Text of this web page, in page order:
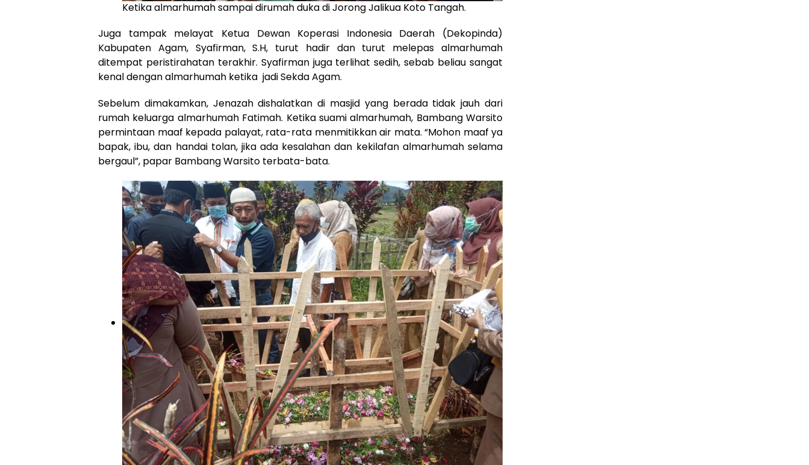
Ketika almarhumah sampai dirumah duka di Jorong Jalikua Koto Tangah.
Juga tampak melayat Ketua Dewan Koperasi Indonesia Daerah (Dekopinda)
Kabupaten Agam, Syafirman, S.H, turut hadir dan turut melepas almarhumah
ditempat peristirahatan terakhir. Syafirman juga terlihat sedih, sebab beliau sangat
kenal dengan almarhumah ketika jadi Sekda Agam.
Sebelum dimakamkan, Jenazah dishalatkan di masjid yang berada tidak jauh dari
rumah keluarga almarhumah Fatimah. Ketika suami almarhumah, Bambang Warsito
permintaan maaf kepada palayat, rata-rata menmitikkan air mata. “Mohon maaf ya
bapak, ibu, dan handai tolan, jika ada kesalahan dan kekilafan almarhumah selama
bergaul”, papar Bambang Warsito terbata-bata.